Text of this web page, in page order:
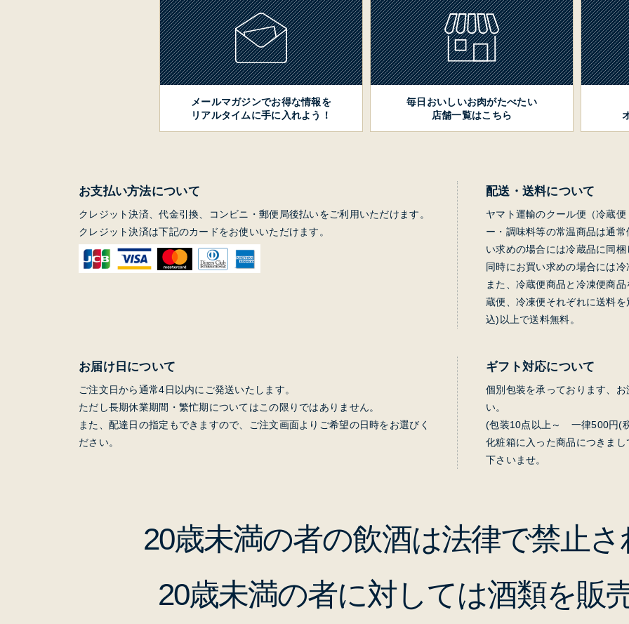
メールマガジンでお得な情報を
リアルタイムに手に入れよう！
毎日おいしいお肉がたべたい
店舗一覧はこちら
お支払い方法について
クレジット決済、代金引換、コンビニ・郵便局後払いをご利用いただけます。
クレジット決済は下記のカードをお使いいただけます。
配送・送料について
ヤマト運輸のクール便（冷蔵
ー・調味料等の常温商品は通
い求めの場合には冷蔵品に同
同時にお買い求めの場合には
また、冷蔵便商品と冷凍便商
蔵便、冷凍便それぞれに送料
込)以上で送料無料。
お届け日について
ご注文日から通常4日以内にご発送いたします。
ただし長期休業期間・繁忙期についてはこの限りではありません。
また、配達日の指定もできますので、ご注文画面よりご希望の日時をお選びく
ださい。
ギフト対応について
個別包装を承っております、
い。
(包装10点以上～ 一律500円(
化粧箱に入った商品につきま
下さいませ。
20歳未満の者の飲酒は法律で禁止さ
20歳未満の者に対しては酒類を販